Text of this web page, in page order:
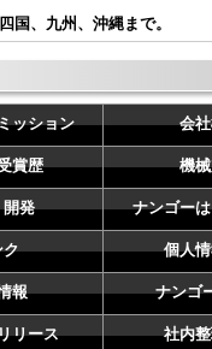
国、九州、沖縄まで。
ッション 会
賞歴 機
開発 ナンゴー
ク 個人
報 ナンゴ
リース 社内